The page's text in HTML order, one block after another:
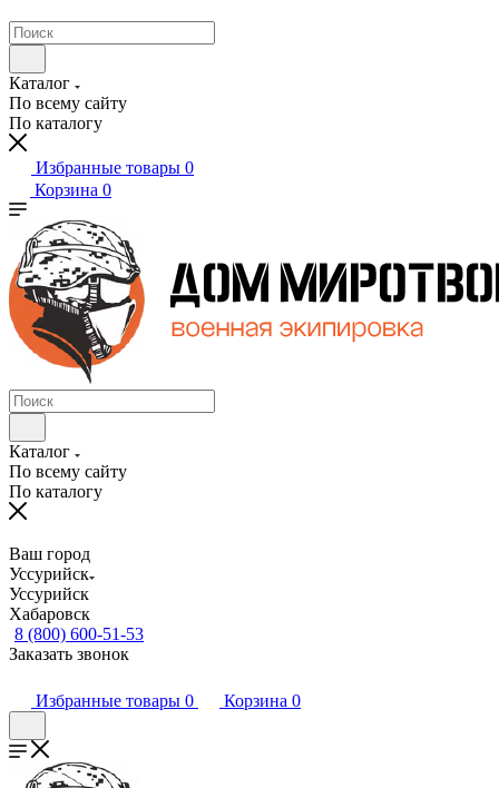
Каталог
По всему сайту
По каталогу
Избранные товары 0
Корзина 0
Каталог
По всему сайту
По каталогу
Ваш город
Уссурийск
Уссурийск
Хабаровск
8 (800) 600-51-53
Заказать звонок
Избранные товары 0 Корзина 0